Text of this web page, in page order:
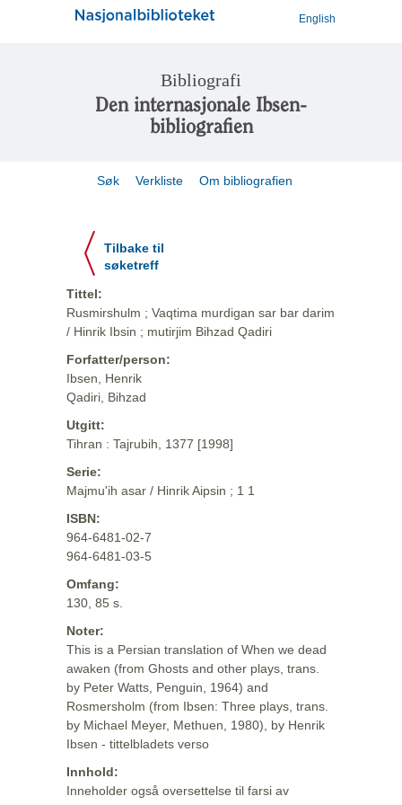
English
Bibliografi
Den internasjonale Ibsen-
bibliografien
Søk Verkliste Om bibliografien
Tilbake til
søketreff
Tittel:
Rusmirshulm ; Vaqtima murdigan sar bar darim
/ Hinrik Ibsin ; mutirjim Bihzad Qadiri
Forfatter/person:
Ibsen, Henrik
Qadiri, Bihzad
Utgitt:
Tihran : Tajrubih, 1377 [1998]
Serie:
Majmu'ih asar / Hinrik Aipsin ; 1 1
ISBN:
964-6481-02-7
964-6481-03-5
Omfang:
130, 85 s.
Noter:
This is a Persian translation of When we dead
awaken (from Ghosts and other plays, trans.
by Peter Watts, Penguin, 1964) and
Rosmersholm (from Ibsen: Three plays, trans.
by Michael Meyer, Methuen, 1980), by Henrik
Ibsen - tittelbladets verso
Innhold:
Inneholder også oversettelse til farsi av